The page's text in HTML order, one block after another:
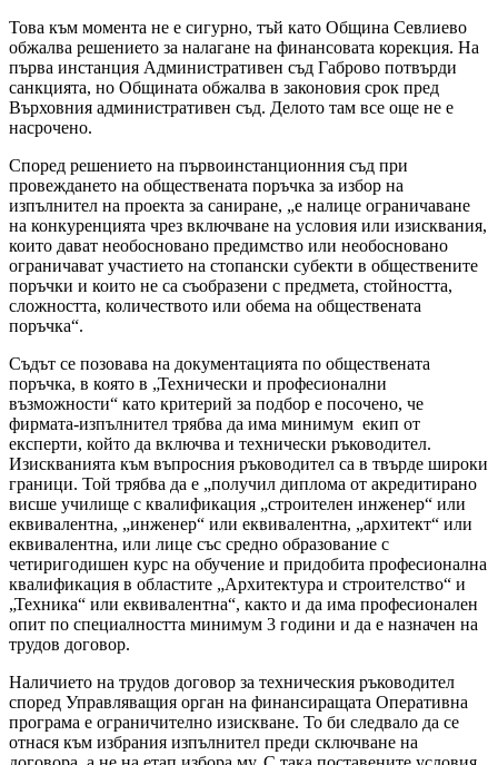
Това към момента не е сигурно, тъй като Община Севлиево
обжалва решението за налагане на финансовата корекция. На
първа инстанция Административен съд Габрово потвърди
санкцията, но Общината обжалва в законовия срок пред
Върховния административен съд. Делото там все още не е
насрочено.
Според решението на първоинстанционния съд при
провеждането на обществената поръчка за избор на
изпълнител на проекта за саниране, „е налице ограничаване
на конкуренцията чрез включване на условия или изисквания,
които дават необосновано предимство или необосновано
ограничават участието на стопански субекти в обществените
поръчки и които не са съобразени с предмета, стойността,
сложността, количеството или обема на обществената
поръчка“.
Съдът се позовава на документацията по обществената
поръчка, в която в „Технически и професионални
възможности“ като критерий за подбор е посочено, че
фирмата-изпълнител трябва да има минимум екип от
експерти, който да включва и технически ръководител.
Изискванията към въпросния ръководител са в твърде широки
граници. Той трябва да е „получил диплома от акредитирано
висше училище с квалификация „строителен инженер“ или
еквивалентна, „инженер“ или еквивалентна, „архитект“ или
еквивалентна, или лице със средно образование с
четиригодишен курс на обучение и придобита професионална
квалификация в областите „Архитектура и строителство“ и
„Техника“ или еквивалентна“, както и да има професионален
опит по специалността минимум 3 години и да е назначен на
трудов договор.
Наличието на трудов договор за техническия ръководител
според Управляващия орган на финансиращата Оперативна
програма е ограничително изискване. То би следвало да се
отнася към избрания изпълнител преди сключване на